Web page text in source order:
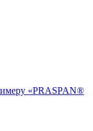
«PRASPAN®